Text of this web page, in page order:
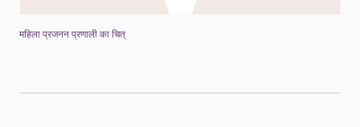
महिला प्रजनन प्रणाली का चित्